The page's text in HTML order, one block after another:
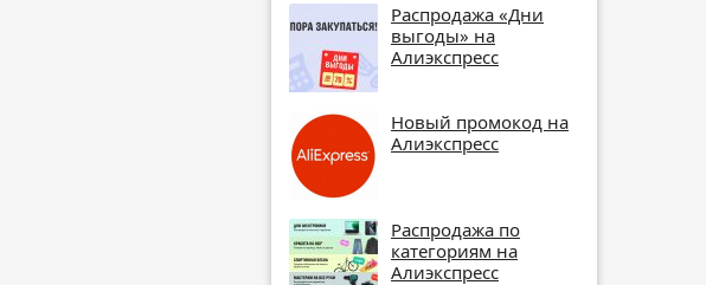
Распродажа «Дни
выгоды» на
Алиэкспресс
Новый промокод на
Алиэкспресс
Распродажа по
категориям на
Алиэкспресс